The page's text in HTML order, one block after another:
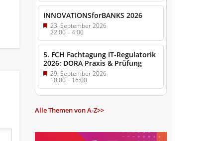
INNOVATIONSforBANKS 2026
23. September 2026
22:00–4:00
5. FCH Fachtagung IT-Regulatorik
2026: DORA Praxis & Prüfung
29. September 2026
10:00– 16:00
Alle Themen von A-Z>>